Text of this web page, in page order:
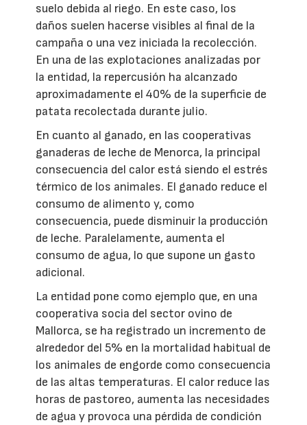
suelo debida al riego. En este caso, los
daños suelen hacerse visibles al final de la
campaña o una vez iniciada la recolección.
En una de las explotaciones analizadas por
la entidad, la repercusión ha alcanzado
aproximadamente el 40% de la superficie de
patata recolectada durante julio.
En cuanto al ganado, en las cooperativas
ganaderas de leche de Menorca, la principal
consecuencia del calor está siendo el estrés
térmico de los animales. El ganado reduce el
consumo de alimento y, como
consecuencia, puede disminuir la producción
de leche. Paralelamente, aumenta el
consumo de agua, lo que supone un gasto
adicional.
La entidad pone como ejemplo que, en una
cooperativa socia del sector ovino de
Mallorca, se ha registrado un incremento de
alrededor del 5% en la mortalidad habitual de
los animales de engorde como consecuencia
de las altas temperaturas. El calor reduce las
horas de pastoreo, aumenta las necesidades
de agua y provoca una pérdida de condición